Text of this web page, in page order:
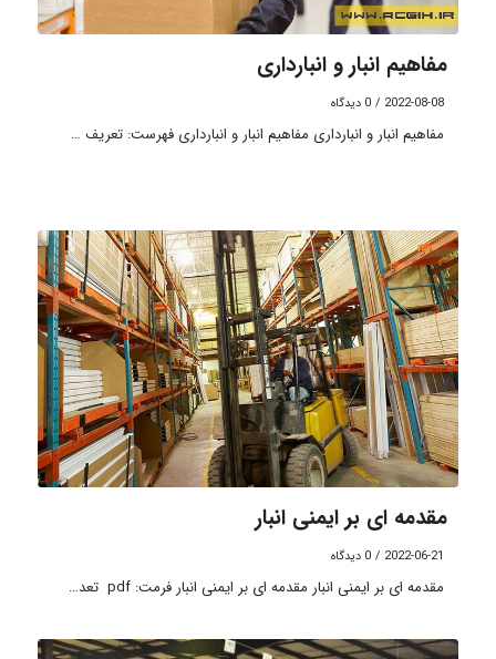
مفاهیم انبار و انبارداری
2022-08-08
/ 0 دیدگاه
مفاهیم انبار و انبارداری مفاهیم انبار و انبارداری فهرست: تعریف …
مقدمه ای بر ایمنی انبار
2022-06-21
/ 0 دیدگاه
مقدمه ای بر ایمنی انبار مقدمه ای بر ایمنی انبار فرمت: pdf تعد…